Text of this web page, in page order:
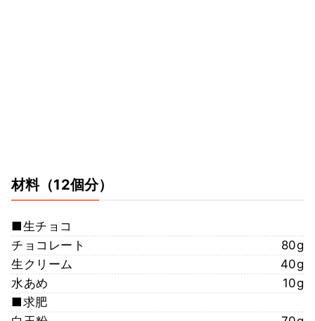
材料（12個分）
■生チョコ
チョコレート
80g
生クリーム
40g
水あめ
10g
■求肥